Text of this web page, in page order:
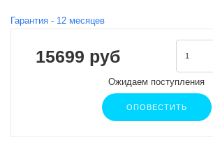
Гарантия - 12 месяцев
15699 руб
Ожидаем поступления
ОПОВЕСТИТЬ